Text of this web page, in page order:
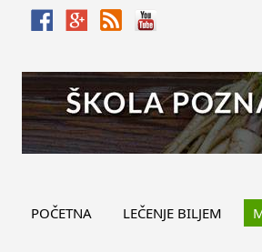
POČETNA LEČENJE BILJEM